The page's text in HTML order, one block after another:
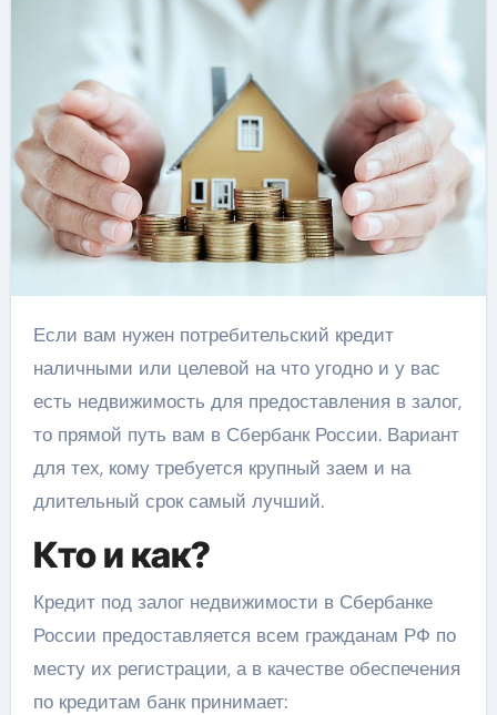
Если вам нужен потребительский кредит
наличными или целевой на что угодно и у вас
есть недвижимость для предоставления в залог,
то прямой путь вам в Сбербанк России. Вариант
для тех, кому требуется крупный заем и на
длительный срок самый лучший.
Кто и как?
Кредит под залог недвижимости в Сбербанке
России предоставляется всем гражданам РФ по
месту их регистрации, а в качестве обеспечения
по кредитам банк принимает: